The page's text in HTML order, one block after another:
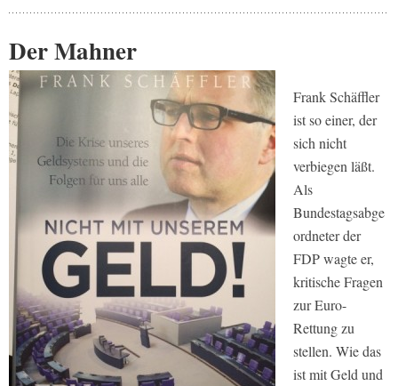
Der Mahner
Frank Schäffler
ist so einer, der
sich nicht
verbiegen läßt.
Als
Bundestagsabge
ordneter der
FDP wagte er,
kritische Fragen
zur Euro-
Rettung zu
stellen. Wie das
ist mit Geld und